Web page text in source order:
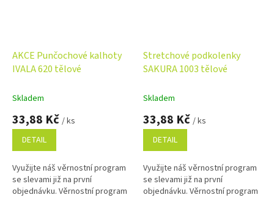
AKCE Punčochové kalhoty
IVALA 620 tělové
Skladem
33,88 Kč / ks
DETAIL
Využijte náš věrnostní program
se slevami již na první
objednávku. Věrnostní program
Stretchové podkolenky
SAKURA 1003 tělové
Skladem
33,88 Kč / ks
DETAIL
Využijte náš věrnostní program
se slevami již na první
objednávku. Věrnostní program